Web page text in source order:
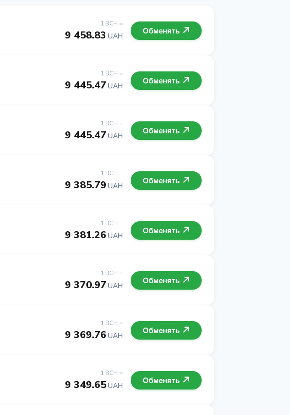
1 BCH =
9 458.83 UAH
Обменять
1 BCH =
9 445.47 UAH
Обменять
1 BCH =
9 445.47 UAH
Обменять
1 BCH =
9 385.79 UAH
Обменять
1 BCH =
9 381.26 UAH
Обменять
1 BCH =
9 370.97 UAH
Обменять
1 BCH =
9 369.76 UAH
Обменять
1 BCH =
9 349.65UAH
Обменять